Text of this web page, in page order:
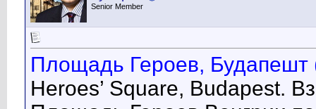
Senior Member
Площадь Героев, Будапешт
Heroes’ Square, Budapest.